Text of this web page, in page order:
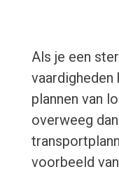
Als je een
vaardigheden
plannen van
overweeg
voorbeeld